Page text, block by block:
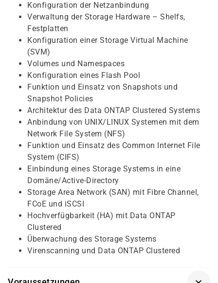
Konfiguration der Netzanbindung
Verwaltung der Storage Hardware – Shelfs,
Festplatten
Konfiguration einer Storage Virtual Machine
(SVM)
Volumes und Namespaces
Konfiguration eines Flash Pool
Funktion und Einsatz von Snapshots und
Snapshot Policies
Architektur des Data ONTAP Clustered Systems
Anbindung von UNIX/LINUX Systemen mit dem
Network File System (NFS)
Funktion und Einsatz des Common Internet File
System (CIFS)
Einbindung eines Storage Systems in eine
Domäne/Active-Directory
Storage Area Network (SAN) mit Fibre Channel,
FCoE und iSCSI
Hochverfügbarkeit (HA) mit Data ONTAP
Clustered
Überwachung des Storage Systems
Virenscanning und Data ONTAP Clustered